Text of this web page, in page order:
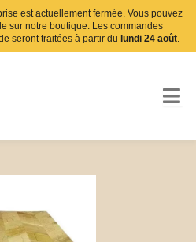
est actuellement fermée. Vous pouvez
sur notre boutique. Les commandes
seront traitées à partir du lundi 24 août.